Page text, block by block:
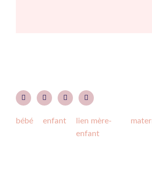
bébé enfant
lien mère-
enfant